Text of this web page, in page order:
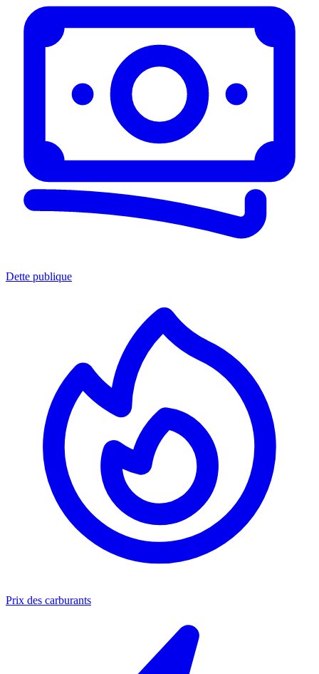
Dette publique
Prix des carburants